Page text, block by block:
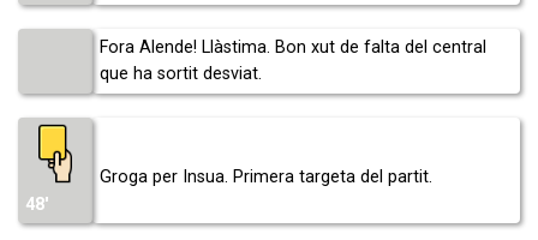
Fora Alende! Llàstima. Bon xut de falta del central
que ha sortit desviat.
48′
Groga per Insua. Primera targeta del partit.